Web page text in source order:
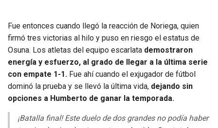
Fue entonces cuando llegó la reacción de Noriega, quien
firmó tres victorias al hilo y puso en riesgo el estatus de
Osuna. Los atletas del equipo escarlata demostraron
energía y esfuerzo, al grado de llegar a la última serie
con empate 1-1. Fue ahí cuando el exjugador de fútbol
dominó la prueba y se llevó la última vida, dejando sin
opciones a Humberto de ganar la temporada.
¡Batalla final! Este duelo de dos grandes no podía haber